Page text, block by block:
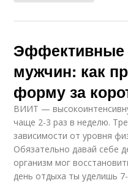
Эффективные
мужчин: как
форму за
ВИИТ —
чаще 2-3 раз в неделю.
зависимости от уровня
Обязательно давай себе
организм мог
день отдыха ты уделишь